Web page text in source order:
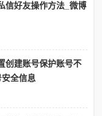
信好友操作方法_微博
创建账号保护账号不
全信息